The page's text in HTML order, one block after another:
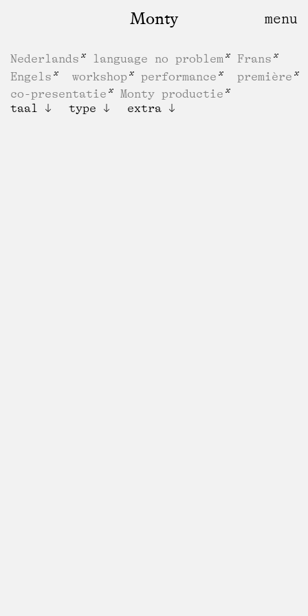
Monty
Nederlands language no problem
Frans
Engels
workshop performance
première
co-presentatie
Monty productie
taal
type extra